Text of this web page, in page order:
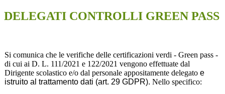
DELEGATI CONTROLLI GREEN PASS
Si comunica che le verifiche delle certificazioni verdi - Green pass -
di cui ai D. L. 111/2021 e 122/2021 vengono effettuate dal
Dirigente scolastico e/o dal personale appositamente delegato e
istruito al trattamento dati (art. 29 GDPR). Nello specifico: